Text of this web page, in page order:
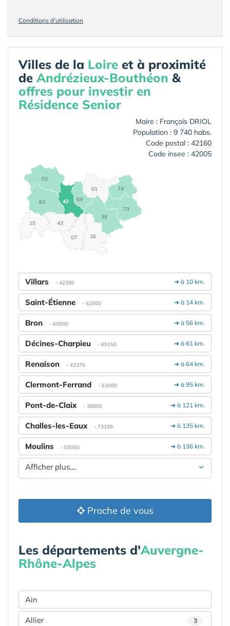
Conditions d'utilisation
Villes de la Loire et à proximité
de Andrézieux-Bouthéon &
offres pour investir en
Résidence Senior
Maire : François DRIOL
Population : 9 740 habs.
Code postal : 42160
Code insee : 42005
01
03
07
15
26
38
42
43
63
69
73
74
➔ à 10 km.
Villars - 42390
➔ à 14 km.
Saint-Étienne - 42000
➔ à 56 km.
Bron - 69500
➔ à 61 km.
Décines-Charpieu - 69150
➔ à 64 km.
Renaison - 42370
➔ à 95 km.
Clermont-Ferrand - 63000
➔ à 121 km.
Pont-de-Claix - 38800
➔ à 135 km.
Challes-les-Eaux - 73190
➔ à 136 km.
Moulins - 03000
Afficher plus....
Proche de vous
Les départements d'Auvergne-
Rhône-Alpes
Ain
Allier 3